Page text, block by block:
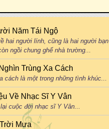
Năm Tái Ngộ
hai người lính, cũng là hai người bạn
ngồi chung ghế nhà trường...
Trùng Xa Cách
cách là một trong những tình khúc...
Về Nhạc Sĩ Y Vân
cuộc đời nhạc sĩ Y Vân...
Mưa